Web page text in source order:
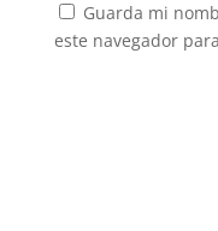
Guarda mi
este navegador